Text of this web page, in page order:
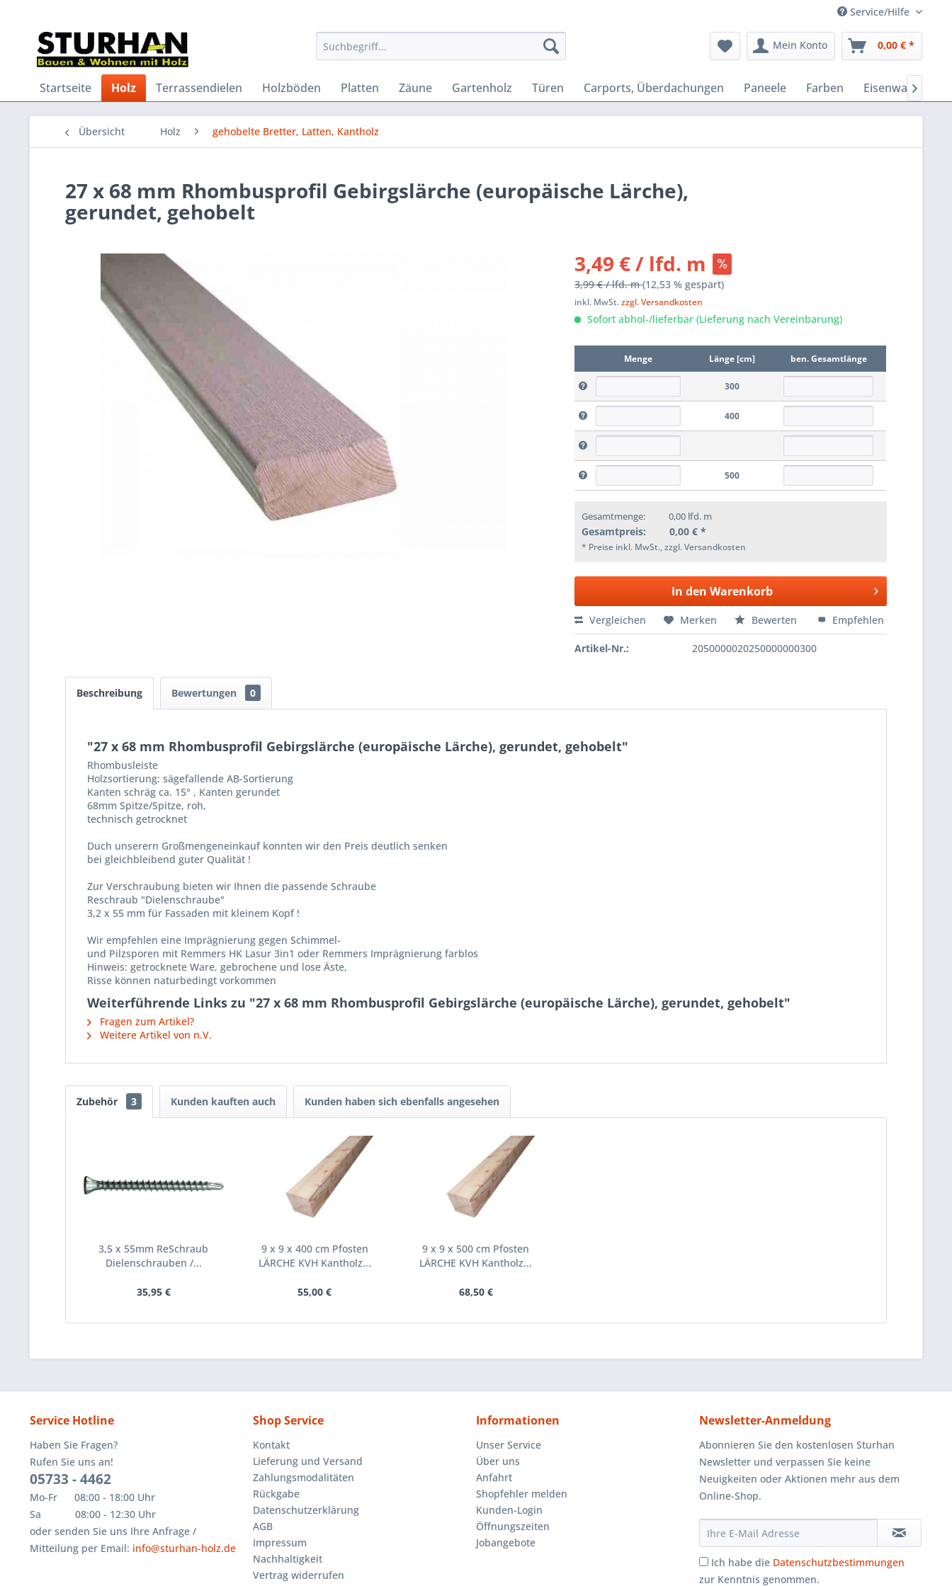
Service/Hilfe
Mein Konto 0,00 € *
Startseite Holz Terrassendielen Holzböden Platten Zäune Gartenholz Türen Carports, Überdachungen Paneele Farben Eisenwaren

Übersicht Holz gehobelte Bretter, Latten, Kantholz
27 x 68 mm Rhombusprofil Gebirgslärche (europäische Lärche),
gerundet, gehobelt
3,49 € / lfd. m
3,99 € / lfd. m(12,53 % gespart)
inkl. MwSt.zzgl. Versandkosten
Sofort abhol-/lieferbar (Lieferung nach Vereinbarung)
Menge Länge [cm] ben. Gesamtlänge
300
400
500
Gesamtmenge: 0,00 lfd. m
Gesamtpreis: 0,00 € *
* Preise inkl. MwSt., zzgl. Versandkosten
In den Warenkorb
Vergleichen Merken Bewerten Empfehlen
Artikel-Nr.: 2050000020250000000300
Beschreibung Bewertungen 0
"27 x 68 mm Rhombusprofil Gebirgslärche (europäische Lärche), gerundet, gehobelt"
Rhombusleiste
Holzsortierung: sägefallende AB-Sortierung
Kanten schräg ca. 15° , Kanten gerundet
68mm Spitze/Spitze, roh,
technisch getrocknet
Duch unserern Großmengeneinkauf konnten wir den Preis deutlich senken
bei gleichbleibend guter Qualität !
Zur Verschraubung bieten wir Ihnen die passende Schraube
Reschraub "Dielenschraube"
3,2 x 55 mm für Fassaden mit kleinem Kopf !
Wir empfehlen eine Imprägnierung gegen Schimmel-
und Pilzsporen mit Remmers HK Lasur 3in1 oder Remmers Imprägnierung farblos
Hinweis: getrocknete Ware, gebrochene und lose Äste,
Risse können naturbedingt vorkommen
Weiterführende Links zu "27 x 68 mm Rhombusprofil Gebirgslärche (europäische Lärche), gerundet, gehobelt"
Fragen zum Artikel?
Weitere Artikel von n.V.
Zubehör 3 Kunden kauften auch Kunden haben sich ebenfalls angesehen
3,5 x 55mm ReSchraub
Dielenschrauben /...
35,95 €
9 x 9 x 400 cm Pfosten
LÄRCHE KVH Kantholz...
55,00 €
9 x 9 x 500 cm Pfosten
LÄRCHE KVH Kantholz...
68,50 €
Service Hotline
Haben Sie Fragen?
Rufen Sie uns an!
05733 - 4462
Mo-Fr 08:00 - 18:00 Uhr
Sa 08:00 - 12:30 Uhr
oder senden Sie uns Ihre Anfrage /
Mitteilung per Email: info@sturhan-holz.de
Shop Service
Kontakt
Lieferung und Versand
Zahlungsmodalitäten
Rückgabe
Datenschutzerklärung
AGB
Impressum
Nachhaltigkeit
Vertrag widerrufen
Informationen
Unser Service
Über uns
Anfahrt
Shopfehler melden
Kunden-Login
Öffnungszeiten
Jobangebote
Newsletter-Anmeldung
Abonnieren Sie den kostenlosen Sturhan
Newsletter und verpassen Sie keine
Neuigkeiten oder Aktionen mehr aus dem
Online-Shop.
Ich habe die Datenschutzbestimmungen
zur Kenntnis genommen.